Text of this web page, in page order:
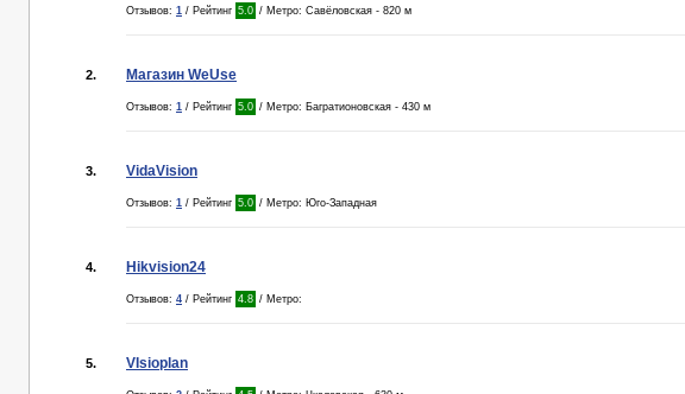
Отзывов: 1 / Рейтинг 5.0 / Метро: Савёловская - 820 м
2. Магазин WeUse
Отзывов: 1 / Рейтинг 5.0 / Метро: Багратионовская - 430 м
3. VidaVision
Отзывов: 1 / Рейтинг 5.0 / Метро: Юго-Западная
4. Hikvision24
Отзывов: 4 / Рейтинг 4.8 / Метро:
5. VIsioplan